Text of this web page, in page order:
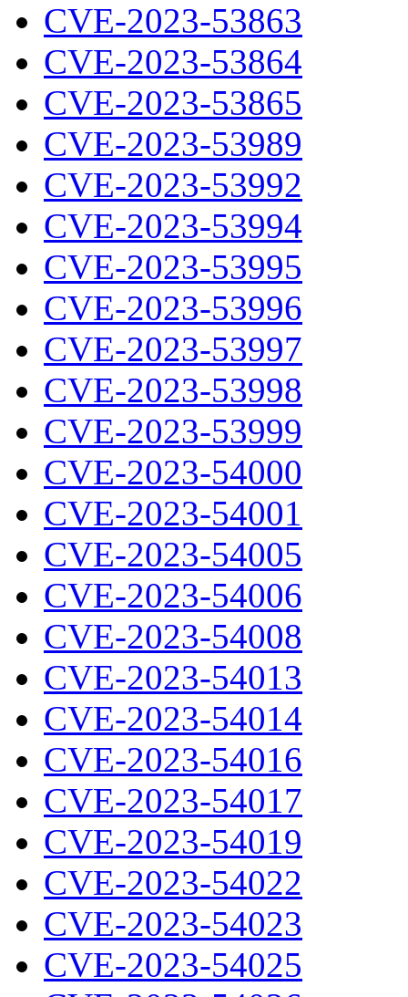
CVE-2023-53863
CVE-2023-53864
CVE-2023-53865
CVE-2023-53989
CVE-2023-53992
CVE-2023-53994
CVE-2023-53995
CVE-2023-53996
CVE-2023-53997
CVE-2023-53998
CVE-2023-53999
CVE-2023-54000
CVE-2023-54001
CVE-2023-54005
CVE-2023-54006
CVE-2023-54008
CVE-2023-54013
CVE-2023-54014
CVE-2023-54016
CVE-2023-54017
CVE-2023-54019
CVE-2023-54022
CVE-2023-54023
CVE-2023-54025